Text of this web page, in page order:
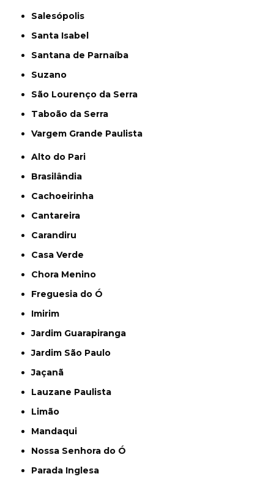
Salesópolis
Santa Isabel
Santana de Parnaíba
Suzano
São Lourenço da Serra
Taboão da Serra
Vargem Grande Paulista
Alto do Pari
Brasilândia
Cachoeirinha
Cantareira
Carandiru
Casa Verde
Chora Menino
Freguesia do Ó
Imirim
Jardim Guarapiranga
Jardim São Paulo
Jaçanã
Lauzane Paulista
Limão
Mandaqui
Nossa Senhora do Ó
Parada Inglesa